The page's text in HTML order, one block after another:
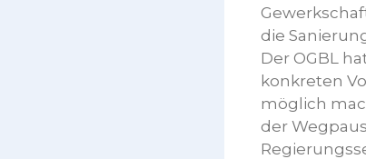
die
Der OGBL
konkreten
möglich
der